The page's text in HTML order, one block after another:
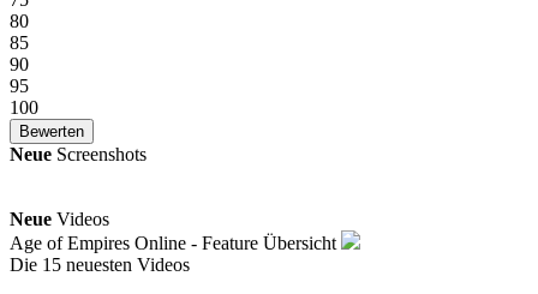
80
85
90
95
100
Neue Screenshots
Neue Videos
Age of Empires Online - Feature Übersicht
Die 15 neuesten Videos